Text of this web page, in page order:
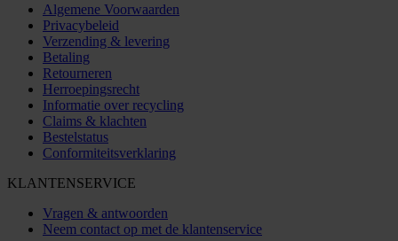
Algemene Voorwaarden
Privacybeleid
Verzending & levering
Betaling
Retourneren
Herroepingsrecht
Informatie over recycling
Claims & klachten
Bestelstatus
Conformiteitsverklaring
KLANTENSERVICE
Vragen & antwoorden
Neem contact op met de klantenservice